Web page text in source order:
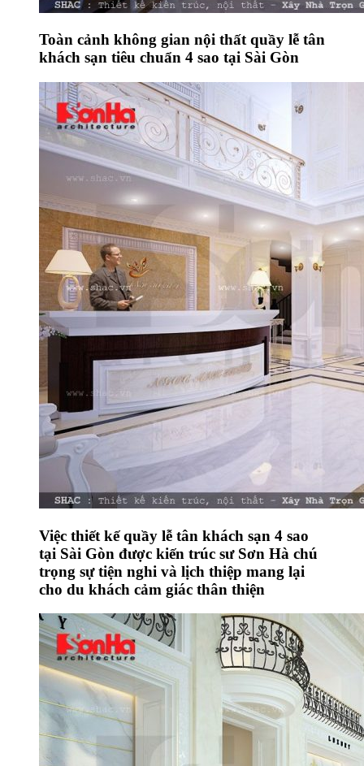
Toàn cảnh không gian nội thất quầy lễ tân
khách sạn tiêu chuẩn 4 sao tại Sài Gòn
Việc thiết kế quầy lễ tân khách sạn 4 sao
tại Sài Gòn được kiến trúc sư Sơn Hà chú
trọng sự tiện nghi và lịch thiệp mang lại
cho du khách cảm giác thân thiện